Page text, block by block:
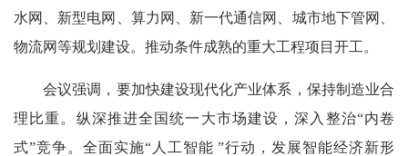
水网、新型电网、算力网、新一代通信网、城市地下管网、
物流网等规划建设。推动条件成熟的重大工程项目开工。
会议强调，要加快建设现代化产业体系，保持制造业合
理比重。纵深推进全国统一大市场建设，深入整治“内卷
式”竞争。全面实施“人工智能 ”行动，发展智能经济新形